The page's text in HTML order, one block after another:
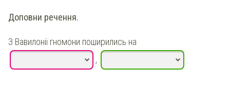
Доповни речення.
З Вавилонії гномони поширились на
,